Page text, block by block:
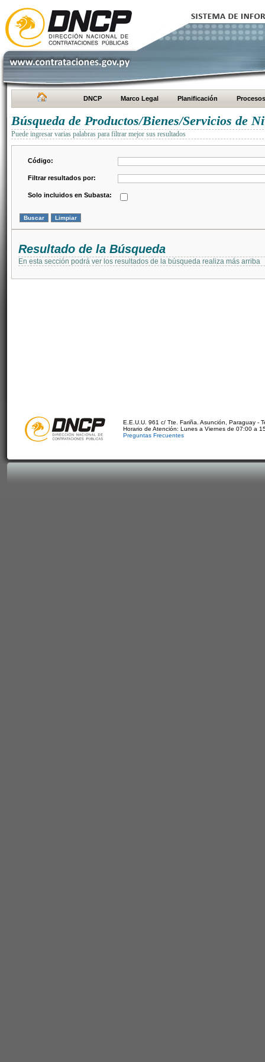
DNCP Marco Legal Planificación Procesos
Búsqueda de Productos/Bienes/Servicios de
Puede ingresar varias palabras para filtrar mejor sus resultados
Código:
Filtrar resultados por:
Solo incluidos en Subasta:
Resultado de la Búsqueda
En esta sección podrá ver los resultados de la búsqueda realiza más arriba
E.E.U.U. 961 c/ Tte. Fariña. Asunción, Paraguay -
Horario de Atención: Lunes a Viernes de 07:00 a
Preguntas Frecuentes